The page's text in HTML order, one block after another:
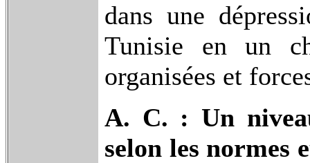
dans une
Tunisie en un
organisées et
A. C. : Un
selon les normes